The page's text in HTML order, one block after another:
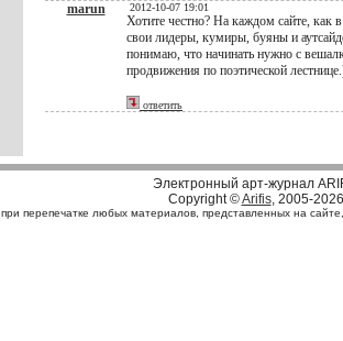
marun 2012-10-07 19:01
Хотите честно? На каждом сайте, как
свои лидеры, кумиры, буяны и
понимаю, что начинать нужно с
продвижения по поэтической
ответить
Электронный арт-журнал
Copyright ©Arifis, 2005-2026
при перепечатке любых материалов, представленных на